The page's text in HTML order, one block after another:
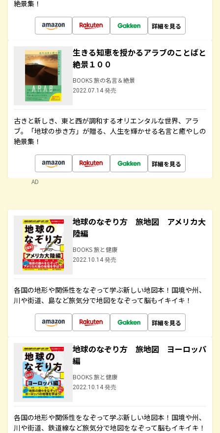
絶景集！
詳細を見る
生きる知恵を授かるアラブのことばと
絶景１００
BOOKS 旅の名言＆絶景
2022.07.14 発売
古きと新しき、東と西が調和するオリエンタルな世界、アラ
ブ。「地球の歩き方」が贈る、人生を輝かせる名言と癒やしの
絶景集！
詳細を見る
AD
地球のなぞり方 旅地図 アメリカ大
陸編
BOOKS 旅と健康
2022.10.14 発売
各国の地形や関係性をなぞって学ぶ新しい地図本！国境や州、
川や街道、島など旅気分で地図をなぞって脳もイキイキ！
詳細を見る
地球のなぞり方 旅地図 ヨーロッパ
編
BOOKS 旅と健康
2022.10.14 発売
各国の地形や関係性をなぞって学ぶ新しい地図本！国境や州、
川や街道、鉄道線など旅気分で地図をなぞって脳もイキイキ！